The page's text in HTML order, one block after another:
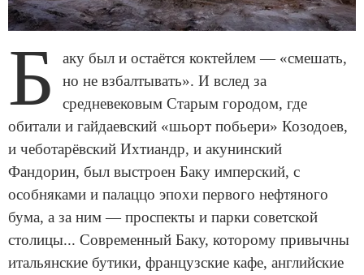
Б
аку был и остаётся коктейлем — «смешать,
но не взбалтывать». И вслед за
средневековым Старым городом, где
обитали и гайдаевский «шьорт побьери» Козодоев,
и чеботарёвский Ихтиандр, и акунинский
Фандорин, был выстроен Баку имперский, с
особняками и палаццо эпохи первого нефтяного
бума, а за ним — проспекты и парки советской
столицы... Современный Баку, которому привычны
итальянские бутики, французские кафе, английские